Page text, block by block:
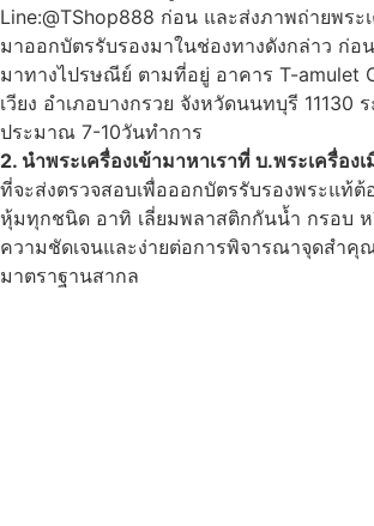
Line:@TShop888 ก่อน และส่งภาพถ่ายพระ
มาออกบัตรรับรองมาในช่องทางดังกล่าว ก่อ
มาทางไปรษณีย์ ตามที่อยู่ อาคาร T-amulet
เวียง อำเภอบางกรวย จังหวัดนนทบุรี 11130
ประมาณ 7-10วันทำการ
2. นำพระเครื่องเข้ามาหาเราที่ บ.พระเครื่อง
ที่จะส่งตรวจสอบเพื่อออกบัตรรับรองพระแท้ต้
หุ้มทุกชนิด อาทิ เลี่ยมพลาสติกกันน้ำ กรอบ ห
ความชัดเจนและง่ายต่อการพิจารณาจุดสำคุ
มาตราฐานสากล